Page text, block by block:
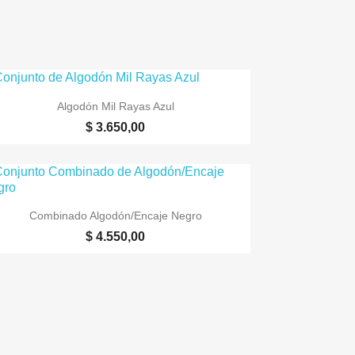
 Vista rápida
Algodón Mil Rayas Azul
$ 3.650,00
 Vista rápida
Combinado Algodón/Encaje Negro
$ 4.550,00